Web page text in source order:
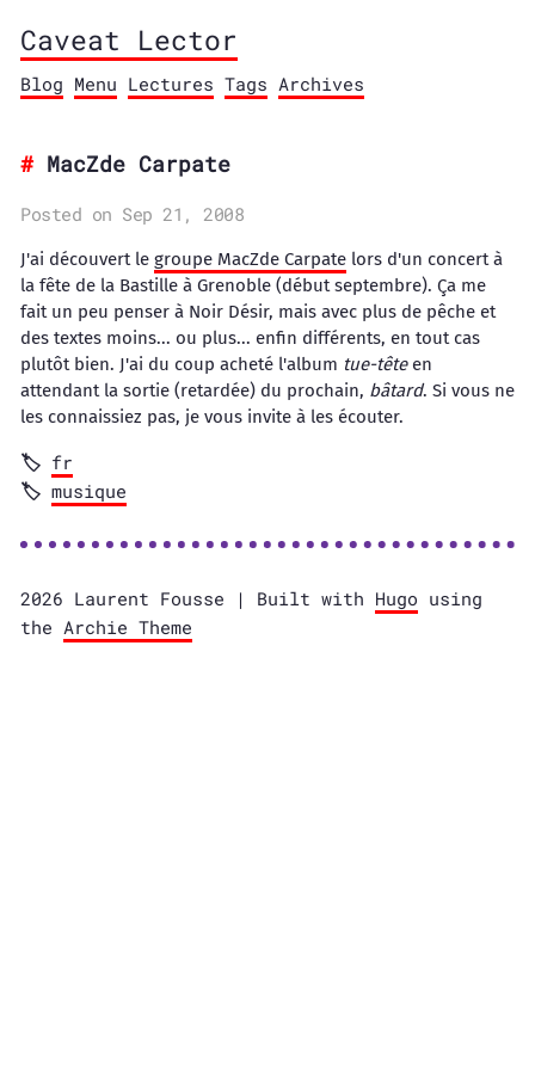
Caveat Lector
Blog Menu Lectures Tags Archives
MacZde Carpate
Posted on Sep 21, 2008
J'ai découvert le groupe MacZde Carpate lors d'un concert à
la fête de la Bastille à Grenoble (début septembre). Ça me
fait un peu penser à Noir Désir, mais avec plus de pêche et
des textes moins... ou plus... enfin différents, en tout cas
plutôt bien. J'ai du coup acheté l'album tue-têteen
attendant la sortie (retardée) du prochain, bâtard. Si vous ne
les connaissiez pas, je vous invite à les écouter.
fr
musique
2026 Laurent Fousse | Built with Hugo using
the Archie Theme